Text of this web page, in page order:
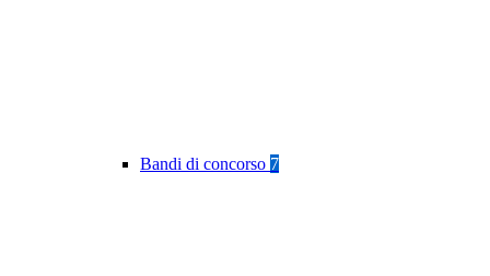
Bandi di concorso 7